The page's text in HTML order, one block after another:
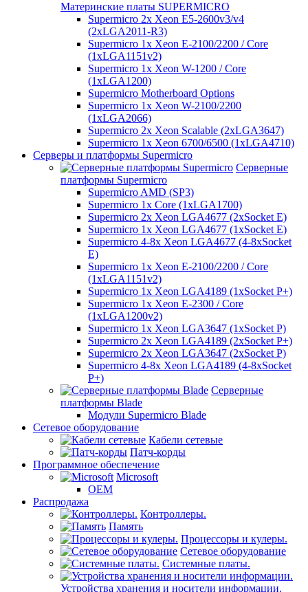
Материнские платы SUPERMICRO
Supermicro 2x Xeon E5-2600v3/v4
(2xLGA2011-R3)
Supermicro 1x Xeon E-2100/2200 / Core
(1xLGA1151v2)
Supermicro 1x Xeon W-1200 / Core
(1xLGA1200)
Supermicro Motherboard Options
Supermicro 1x Xeon W-2100/2200
(1xLGA2066)
Supermicro 2x Xeon Scalable (2xLGA3647)
Supermicro 1x Xeon 6700/6500 (1xLGA4710)
Серверы и платформы Supermicro
Серверные
платформы Supermicro
Supermicro AMD (SP3)
Supermicro 1x Core (1xLGA1700)
Supermicro 2x Xeon LGA4677 (2xSocket E)
Supermicro 1x Xeon LGA4677 (1xSocket E)
Supermicro 4-8x Xeon LGA4677 (4-8xSocket
E)
Supermicro 1x Xeon E-2100/2200 / Core
(1xLGA1151v2)
Supermicro 1x Xeon LGA4189 (1xSocket P+)
Supermicro 1x Xeon E-2300 / Core
(1xLGA1200v2)
Supermicro 1x Xeon LGA3647 (1xSocket P)
Supermicro 2x Xeon LGA4189 (2xSocket P+)
Supermicro 2x Xeon LGA3647 (2xSocket P)
Supermicro 4-8x Xeon LGA4189 (4-8xSocket
P+)
Серверные
платформы Blade
Модули Supermicro Blade
Сетевое оборудование
Кабели сетевые
Патч-корды
Программное обеспечение
Microsoft
OEM
Распродажа
Контроллеры.
Память
Процессоры и кулеры.
Сетевое оборудование
Системные платы.
Устройства хранения и носители информации.